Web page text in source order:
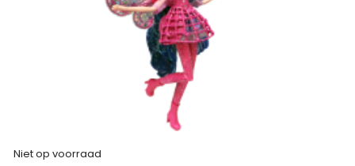
Niet op voorraad